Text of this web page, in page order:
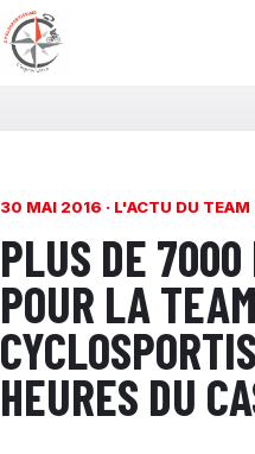
30 MAI 2016 · L'ACTU DU TEAM
PLUS DE 7000
POUR LA TEAM
HEURES DU